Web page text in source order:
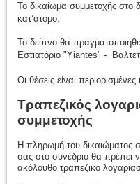
Το δικαίωμα συμμετοχής στο
κατ’άτομο.
Το δείπνο θα
Εστιατόριο "Yiantes" -
Οι θέσεις είναι
Τραπεζικός
συμμετοχής
Η πληρωμή του δικαιώματος
σας στο συνέδριο θα πρέπει
ακόλουθο τραπεζικό